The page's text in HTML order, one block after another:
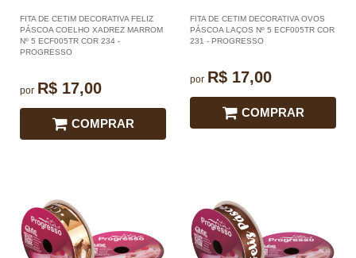
FITA DE CETIM DECORATIVA FELIZ
PÁSCOA COELHO XADREZ MARROM
Nº 5 ECF005TR COR 234 -
PROGRESSO
por R$ 17,00
COMPRAR
FITA DE CETIM DECORATIVA OVOS
PÁSCOA LAÇOS Nº 5 ECF005TR COR
231 - PROGRESSO
por R$ 17,00
COMPRAR